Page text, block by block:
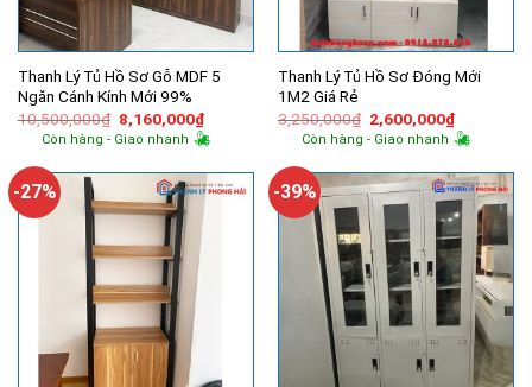
Thanh Lý Tủ Hồ Sơ Gỗ MDF 5
Ngăn Cánh Kính Mới 99%
10,500,000₫ Giá
gốc
là:
8,160,000₫Giá
hiện
tại
8,160,000₫.
Còn hàng - Giao nhanh
Thanh Lý Tủ Hồ Sơ Đóng Mới
1M2 Giá Rẻ
3,250,000₫ Giá
gốc
là:
2,600,000₫Giá
hiện
tại
Còn hàng - Giao nhanh
-27% -39%